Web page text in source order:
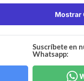
Mostrar
Suscríbete en
Whatsapp: